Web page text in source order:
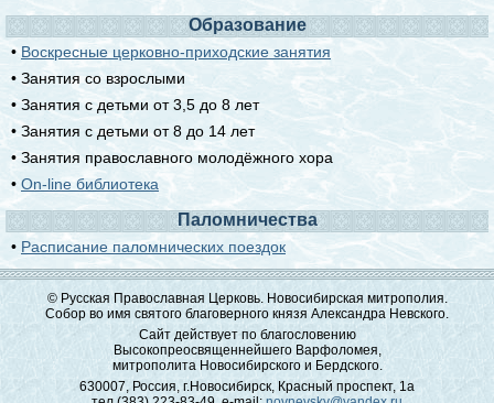
Образование
• Воскресные церковно-приходские занятия
• Занятия со взрослыми
• Занятия с детьми от 3,5 до 8 лет
• Занятия с детьми от 8 до 14 лет
• Занятия православного молодёжного хора
• On-line библиотека
Паломничества
• Расписание паломнических поездок
© Русская Православная Церковь. Новосибирская митрополия.
Собор во имя святого благоверного князя Александра Невского.
Сайт действует по благословению
Высокопреосвященнейшего Варфоломея,
митрополита Новосибирского и Бердского.
630007, Россия, г.Новосибирск, Красный проспект, 1а